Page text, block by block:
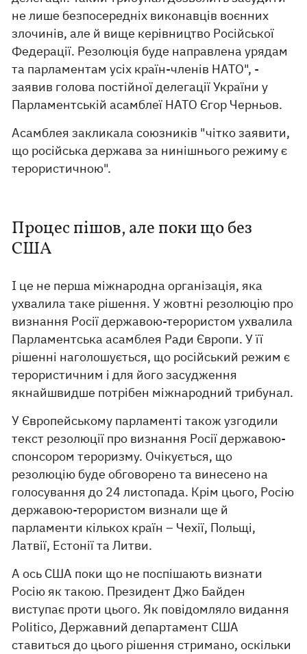
не лише безпосередніх виконавців воєнних
злочинів, але й вище керівництво Російської
Федерації. Резолюція буде направлена урядам
та парламентам усіх країн-членів НАТО", -
заявив голова постійної делегації України у
Парламентській асамблеї НАТО Єгор Черньов.
Асамблея закликала союзників "чітко заявити,
що російська держава за нинішнього режиму є
терористичною".
Процес пішов, але поки що без
США
І це не перша міжнародна організація, яка
ухвалила таке рішення. У жовтні резолюцію про
визнання Росії державою-терористом ухвалила
Парламентська асамблея Ради Європи. У її
рішенні наголошується, що російський режим є
терористичним і для його засудження
якнайшвидше потрібен міжнародний трибунал.
У Європейському парламенті також узгодили
текст резолюції про визнання Росії державою-
спонсором тероризму. Очікується, що
резолюцію буде обговорено та винесено на
голосування до 24 листопада. Крім цього, Росію
державою-терористом визнали ще й
парламенти кількох країн – Чехії, Польщі,
Латвії, Естонії та Литви.
А ось США поки що не поспішають визнати
Росію як такою. Президент Джо Байден
виступає проти цього. Як повідомляло видання
Politico, Державний департамент США
ставиться до цього рішення стримано, оскільки